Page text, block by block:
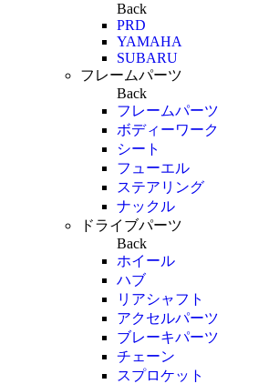
Back
PRD
YAMAHA
SUBARU
フレームパーツ
Back
フレームパーツ
ボディーワーク
シート
フューエル
ステアリング
ナックル
ドライブパーツ
Back
ホイール
ハブ
リアシャフト
アクセルパーツ
ブレーキパーツ
チェーン
スプロケット